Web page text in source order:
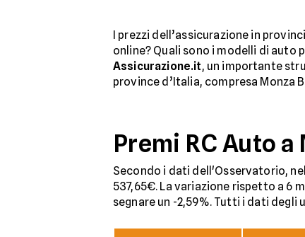
I prezzi dell’assicurazione in
online? Quali sono i modelli di auto
Assicurazione.it, un importante
province d’Italia, compresa Monza
Premi RC Auto
Secondo i dati dell'Osservatorio,
537,65€. La variazione rispetto a 6
segnare un -2,59%. Tutti i dati degli